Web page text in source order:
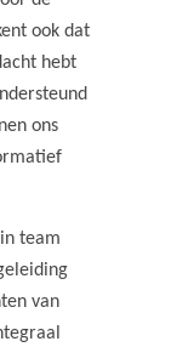
ook dat
hebt
ons
team
van